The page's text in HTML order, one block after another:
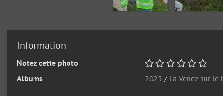
Information
Notez cette photo
Albums
2025 / La Vence sur le